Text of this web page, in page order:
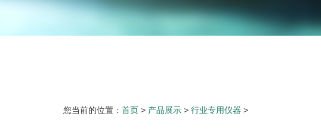
您当前的位置： 首页 > 产品展示 > 行业专用仪器 >